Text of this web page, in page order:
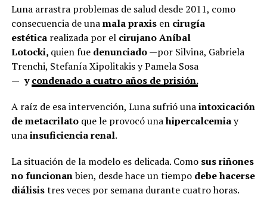
Luna arrastra problemas de salud desde 2011, como
consecuencia de unamala praxisen cirugía
estética realizada por el cirujanoAníbal
Lotocki, quien fue denunciado—por Silvina, Gabriela
Trenchi, Stefanía Xipolitakis y Pamela Sosa
— ycondenado a cuatro años de prisión.
A raíz de esa intervención, Luna sufrió unaintoxicación
de metacrilatoque le provocó unahipercalcemiay
unainsuficiencia renal.
La situación de la modelo es delicada. Como sus riñones
no funcionanbien, desde hace un tiempodebe hacerse
diálisistres veces por semana durante cuatro horas.